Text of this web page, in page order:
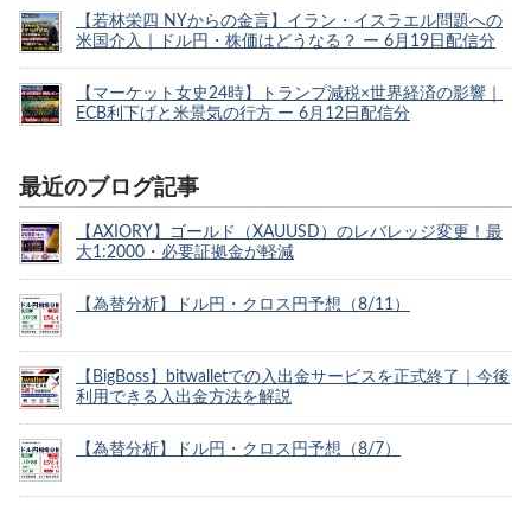
【若林栄四 NYからの金言】イラン・イスラエル問題への
米国介入｜ドル円・株価はどうなる？ ー 6月19日配信分
【マーケット女史24時】トランプ減税×世界経済の影響｜
ECB利下げと米景気の行方 ー 6月12日配信分
最近のブログ記事
【AXIORY】ゴールド（XAUUSD）のレバレッジ変更！最
大1:2000・必要証拠金が軽減
【為替分析】ドル円・クロス円予想（8/11）
【BigBoss】bitwalletでの入出金サービスを正式終了｜今後
利用できる入出金方法を解説
【為替分析】ドル円・クロス円予想（8/7）